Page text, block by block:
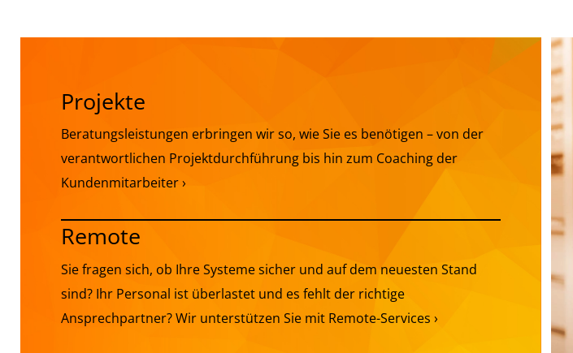
Projekte
Beratungsleistungen erbringen wir so, wie Sie es benötigen – von der
verantwortlichen Projektdurchführung bis hin zum Coaching der
Kundenmitarbeiter ›
Remote
Sie fragen sich, ob Ihre Systeme sicher und auf dem neuesten Stand
sind? Ihr Personal ist überlastet und es fehlt der richtige
Ansprechpartner? Wir unterstützen Sie mit Remote-Services ›